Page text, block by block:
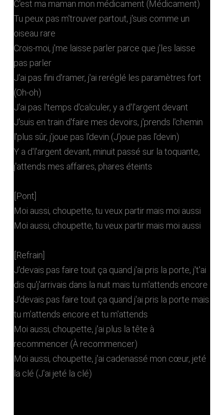
C'est ma maman mon médicament (Médicament)
Tu peux pas m'trouver partout, j'suis comme un
oiseau rare
Crois-moi, j'me laisse parler parce que j'les laisse
pas parler
J'ai pas fini d'ramer, j'ai reréglé les paramètres fort
(Oh-oh)
J'ai pas l'temps d'calculer, y a d'l'argent devant
J'suis en train d'faire mes devoirs, j'prends l'chemin
l'plus sûr, j'joue pas l'devin (J'joue pas l'devin)
Y a d'l'argent devant, minuit passé sur la toquante,
j'attends mes affaires, phares éteints
[Pont]
Moi aussi, choupette, tu veux partir mais moi aussi
Moi aussi, choupette, tu veux partir mais moi aussi
[Refrain]
J'devais pas faire tout ça quand j'ai pris la porte, j't'ai
dis qu'j'arrivais dans la nuit mais tu m'attends encore
J'devais pas faire tout ça quand j'ai pris la porte mais
tu m'attends encore et tu m'attends
Moi aussi, choupette, j'ai plus la tête à
recommencer (À recommencer)
Moi aussi, choupette, j'ai cadenassé mon cœur, jeté
la clé (J'ai jeté la clé)